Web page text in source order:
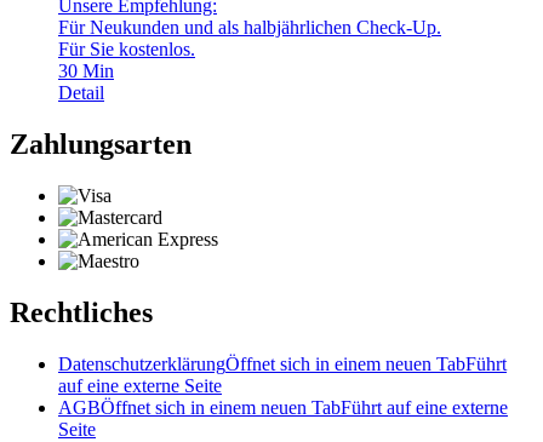
Unsere Empfehlung:
Für Neukunden und als halbjährlichen Check-Up.
Für Sie kostenlos.
30 Min
Detail
Zahlungsarten
Rechtliches
DatenschutzerklärungÖffnet sich in einem neuen TabFührt
auf eine externe Seite
AGBÖffnet sich in einem neuen TabFührt auf eine externe
Seite